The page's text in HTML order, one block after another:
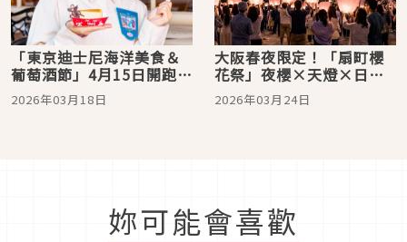
「東京迪士尼海洋美食＆
葡萄酒節」4月15日開跑，
《料理鼠王》特別餐飲及
商品限期登場！
2026年03月18日
大阪春夜限定！「扇町櫻
花祭」夜櫻×天燈×日本
酒浪漫登場
2026年03月24日
妳可能會喜歡